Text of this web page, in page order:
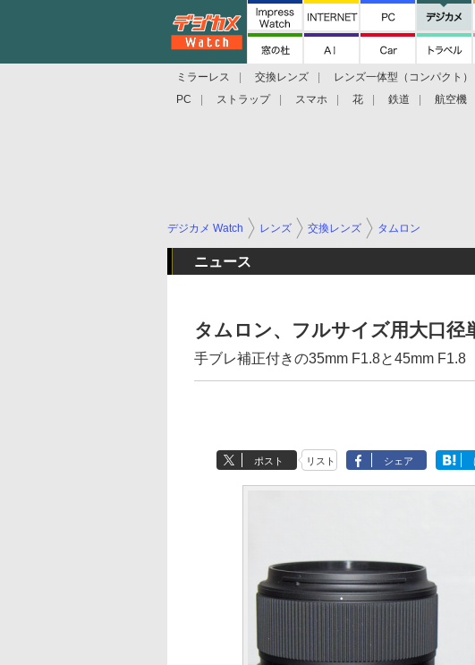
ミラーレス 交換レンズ レンズ一体型（コンパクト）
PC
ストラップ スマホ 花 鉄道 航空機
デジカメ Watch レンズ 交換レンズ タムロン
ニュース
タムロン、フルサイズ用大口径
手ブレ補正付きの35mm F1.8と45mm
ポスト リスト シェア